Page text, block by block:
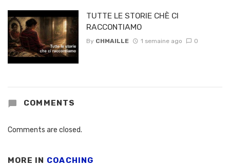
TUTTE LE STORIE CHÈ CI
RACCONTIAMO
By CHMAILLE 1 semaine ago 0
COMMENTS
Comments are closed.
MORE IN COACHING